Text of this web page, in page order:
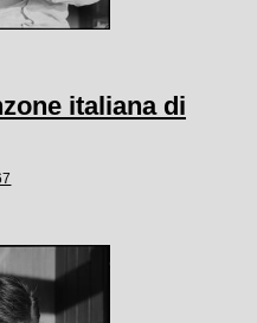
italiana di